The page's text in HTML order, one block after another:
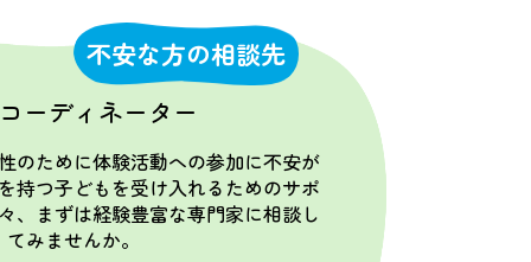
不安な方の相談先
ーディネーター
のために体験活動への参加に不安が
持つ子どもを受け入れるためのサポ
、まずは経験豊富な専門家に相談し
てみませんか。